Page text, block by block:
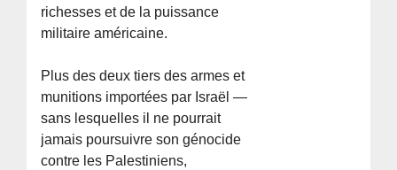
richesses et de la puissance
militaire américaine.
Plus des deux tiers des armes et
munitions importées par Israël —
sans lesquelles il ne pourrait
jamais poursuivre son génocide
contre les Palestiniens,